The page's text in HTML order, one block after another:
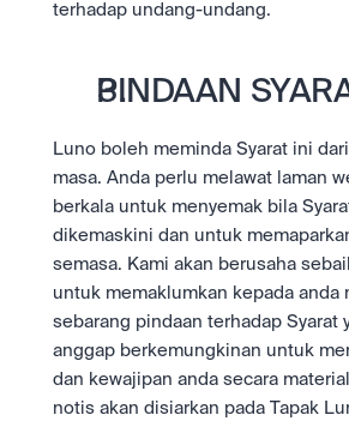
terhadap undang-undang.
PINDAAN
Luno boleh meminda Syarat ini
masa. Anda perlu melawat laman
berkala untuk menyemak bila
dikemaskini dan untuk
semasa. Kami akan berusaha
untuk memaklumkan kepada anda
sebarang pindaan terhadap Syarat
anggap berkemungkinan untuk
dan kewajipan anda secara
notis akan disiarkan pada Tapak